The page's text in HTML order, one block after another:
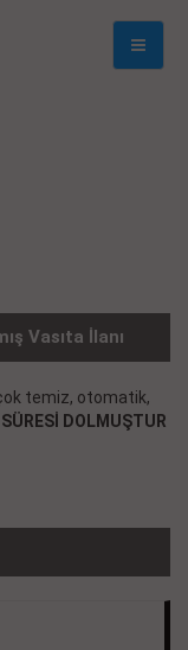
Mobil
Vasıta İlanı
temiz, otomatik,
DOLMUŞTUR